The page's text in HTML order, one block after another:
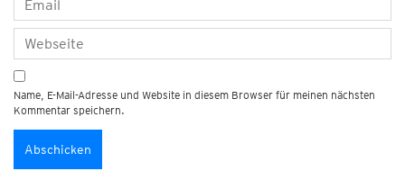
Name, E-Mail-Adresse und Website in diesem Browser für meinen nächsten
Kommentar speichern.